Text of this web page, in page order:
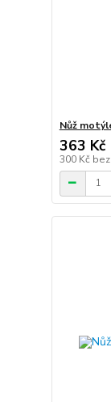
Nůž
363 Kč
300 Kč